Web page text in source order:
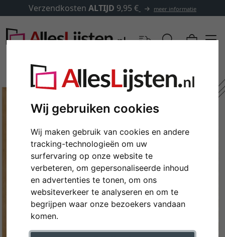
Wij gebruiken cookies
Wij maken gebruik van cookies en andere
tracking-technologieën om uw
surfervaring op onze website te
verbeteren, om gepersonaliseerde inhoud
en advertenties te tonen, om ons
websiteverkeer te analyseren en om te
begrijpen waar onze bezoekers vandaan
komen.
Verzendkosten ALTIJD 9,95 € meer informatie
Terug